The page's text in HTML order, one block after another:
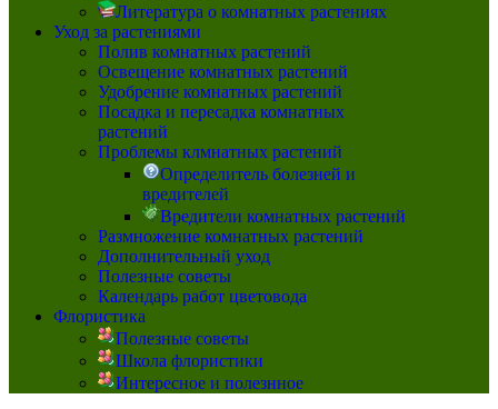
Литература о комнатных растениях
Уход за растениями
Полив комнатных растений
Освещение комнатных растений
Удобрение комнатных растений
Посадка и пересадка комнатных
растений
Проблемы клмнатных растений
Определитель болезней и
вредителей
Вредители комнатных растений
Размножение комнатных растений
Дополнительный уход
Полезные советы
Календарь работ цветовода
Флористика
Полезные советы
Школа флористики
Интересное и полезнное